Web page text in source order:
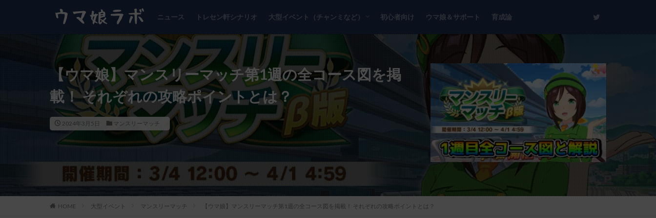
ニュース トレセン軒シナリオ 大型イベント（チャンミなど）
チャンピオンズミーティング
リーグオブヒーローズ
初心者向け ウマ娘＆サポート 育成論
【ウマ娘】マンスリーマッチ第1週の全コース図を掲
載！ それぞれの攻略ポイントとは？
2024年3月5日 マンスリーマッチ
HOME 大型イベント マンスリーマッチ 【ウマ娘】マンスリーマッチ第1週の全コース図を掲載！ それぞれの攻略ポイントとは？